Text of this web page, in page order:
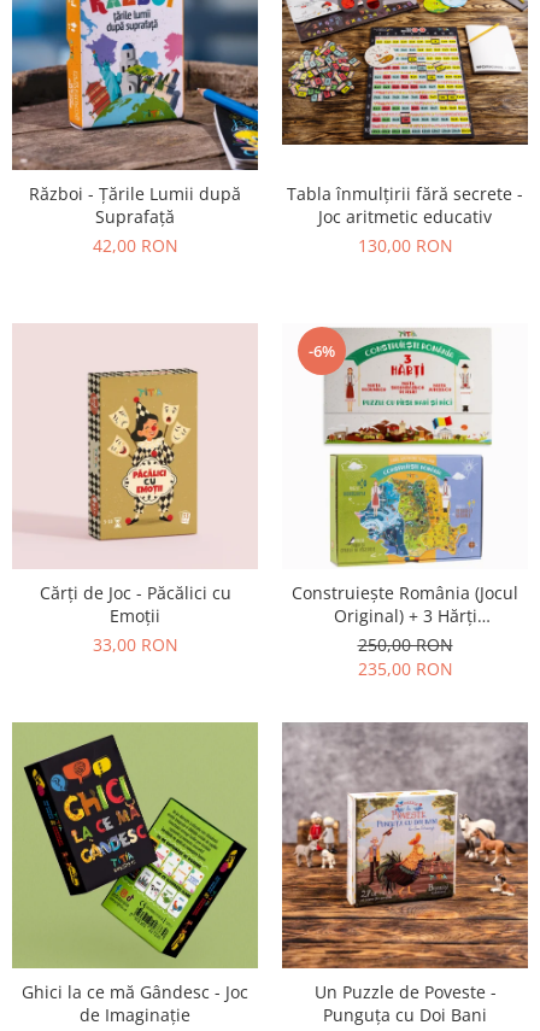
Război - Țările Lumii după
Suprafață
42,00 RON
Tabla înmulțirii fără secrete -
Joc aritmetic educativ
130,00 RON
Cărți de Joc - Păcălici cu
Emoții
33,00 RON
-6%
Construiește România (Jocul
Original) + 3 Hărți
Suplimentare
250,00 RON
235,00 RON
Ghici la ce mă Gândesc - Joc
de Imaginație
Un Puzzle de Poveste -
Punguța cu Doi Bani